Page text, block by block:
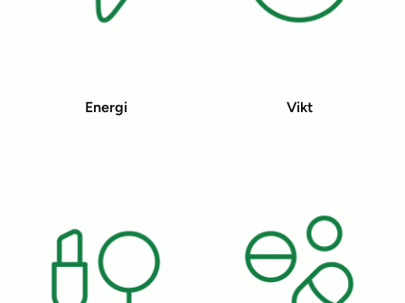
Energi Vikt